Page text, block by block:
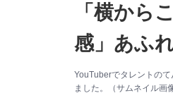
「横から
感」あふ
YouTuberでタレントの
ました。（サムネイル画